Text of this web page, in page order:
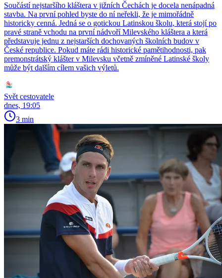
Součástí nejstaršího kláštera v jižních Čechách je docela nenápadná
stavba. Na první pohled byste do ní neřekli, že je mimořádně
historicky cenná. Jedná se o gotickou Latinskou školu, která stojí po
pravé straně vchodu na první nádvoří Milevského kláštera a která
představuje jednu z nejstarších dochovaných školních budov v
České republice. Pokud máte rádi historické pamětihodnosti, pak
premonstrátský klášter v Milevsku včetně zmíněné Latinské školy
může být dalším cílem vašich výletů.
Svět cestovatele
dnes, 19:05
3 min